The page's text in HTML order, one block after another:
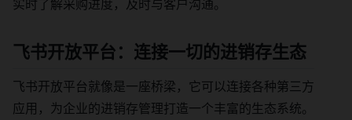
实时了解采购进度，及时与客户沟通。
飞书开放平台：连接一切的进销存生态
飞书开放平台就像是一座桥梁，它可以连接各种第三方
应用，为企业的进销存管理打造一个丰富的生态系统。